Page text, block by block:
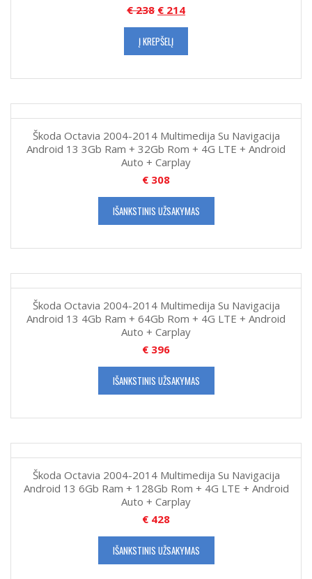
€238 € 214
Į KREPŠELĮ
Škoda Octavia 2004-2014 Multimedija Su Navigacija
Android 13 3Gb Ram + 32Gb Rom + 4G LTE + Android
Auto + Carplay
€ 308
IŠANKSTINIS UŽSAKYMAS
Škoda Octavia 2004-2014 Multimedija Su Navigacija
Android 13 4Gb Ram + 64Gb Rom + 4G LTE + Android
Auto + Carplay
€ 396
IŠANKSTINIS UŽSAKYMAS
Škoda Octavia 2004-2014 Multimedija Su Navigacija
Android 13 6Gb Ram + 128Gb Rom + 4G LTE + Android
Auto + Carplay
€ 428
IŠANKSTINIS UŽSAKYMAS